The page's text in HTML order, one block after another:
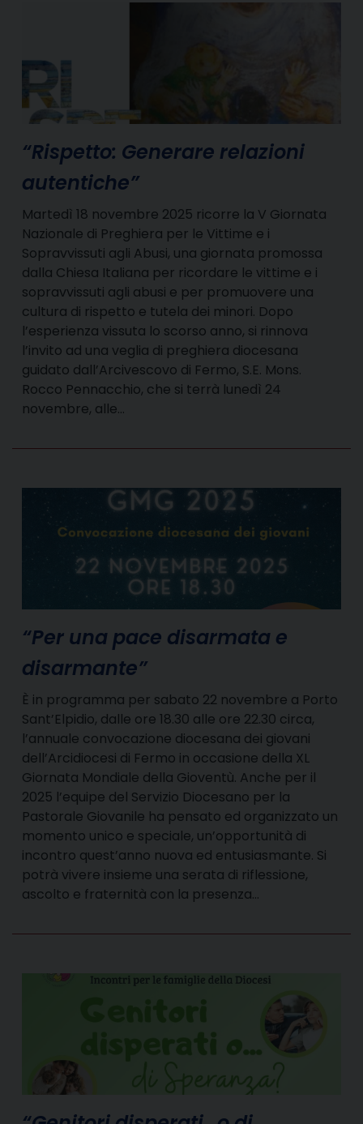
“Rispetto: Generare relazioni
autentiche”
Martedì 18 novembre 2025 ricorre la V Giornata
Nazionale di Preghiera per le Vittime e i
Sopravvissuti agli Abusi, una giornata promossa
dalla Chiesa Italiana per ricordare le vittime e i
sopravvissuti agli abusi e per promuovere una
cultura di rispetto e tutela dei minori. Dopo
l’esperienza vissuta lo scorso anno, si rinnova
l’invito ad una veglia di preghiera diocesana
guidato dall’Arcivescovo di Fermo, S.E. Mons.
Rocco Pennacchio, che si terrà lunedì 24
novembre, alle…
“Per una pace disarmata e
disarmante”
È in programma per sabato 22 novembre a Porto
Sant’Elpidio, dalle ore 18.30 alle ore 22.30 circa,
l’annuale convocazione diocesana dei giovani
dell’Arcidiocesi di Fermo in occasione della XL
Giornata Mondiale della Gioventù. Anche per il
2025 l’equipe del Servizio Diocesano per la
Pastorale Giovanile ha pensato ed organizzato un
momento unico e speciale, un’opportunità di
incontro quest’anno nuova ed entusiasmante. Si
potrà vivere insieme una serata di riflessione,
ascolto e fraternità con la presenza…